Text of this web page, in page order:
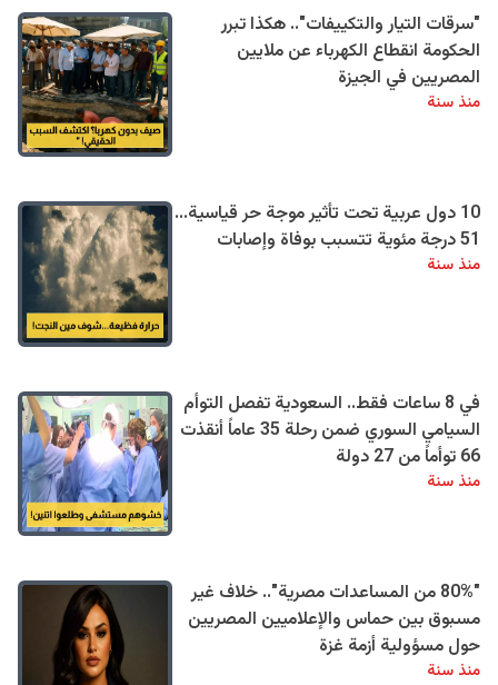
"سرقات التيار والتكييفات".. هكذا تبرر
الحكومة انقطاع الكهرباء عن ملايين
المصريين في الجيزة
منذ سنة
10 دول عربية تحت تأثير موجة حر قياسية...
51 درجة مئوية تتسبب بوفاة وإصابات
منذ سنة
في 8 ساعات فقط.. السعودية تفصل التوأم
السيامي السوري ضمن رحلة 35 عاماً أنقذت
66 توأماً من 27 دولة
منذ سنة
"80% من المساعدات مصرية".. خلاف غير
مسبوق بين حماس والإعلاميين المصريين
حول مسؤولية أزمة غزة
منذ سنة